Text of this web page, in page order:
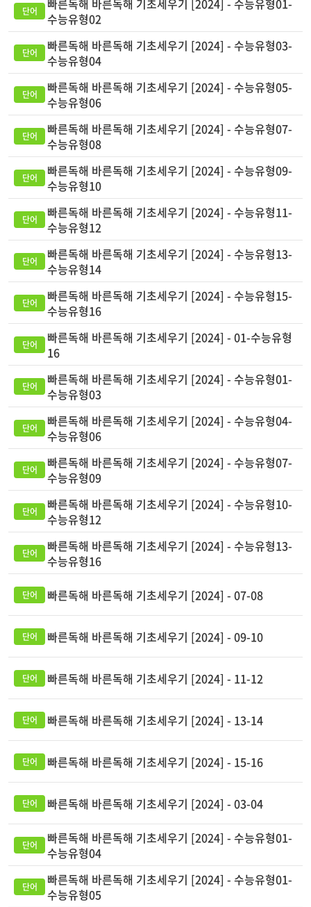
빠른독해 바른독해 기초세우기 [2024] - 수능유형01-
수능유형02
빠른독해 바른독해 기초세우기 [2024] - 수능유형03-
수능유형04
빠른독해 바른독해 기초세우기 [2024] - 수능유형05-
수능유형06
빠른독해 바른독해 기초세우기 [2024] - 수능유형07-
수능유형08
빠른독해 바른독해 기초세우기 [2024] - 수능유형09-
수능유형10
빠른독해 바른독해 기초세우기 [2024] - 수능유형11-
수능유형12
빠른독해 바른독해 기초세우기 [2024] - 수능유형13-
수능유형14
빠른독해 바른독해 기초세우기 [2024] - 수능유형15-
수능유형16
빠른독해 바른독해 기초세우기 [2024] - 01-수능유형
16
빠른독해 바른독해 기초세우기 [2024] - 수능유형01-
수능유형03
빠른독해 바른독해 기초세우기 [2024] - 수능유형04-
수능유형06
빠른독해 바른독해 기초세우기 [2024] - 수능유형07-
수능유형09
빠른독해 바른독해 기초세우기 [2024] - 수능유형10-
수능유형12
빠른독해 바른독해 기초세우기 [2024] - 수능유형13-
수능유형16
빠른독해 바른독해 기초세우기 [2024] - 07-08
빠른독해 바른독해 기초세우기 [2024] - 09-10
빠른독해 바른독해 기초세우기 [2024] - 11-12
빠른독해 바른독해 기초세우기 [2024] - 13-14
빠른독해 바른독해 기초세우기 [2024] - 15-16
빠른독해 바른독해 기초세우기 [2024] - 03-04
빠른독해 바른독해 기초세우기 [2024] - 수능유형01-
수능유형04
빠른독해 바른독해 기초세우기 [2024] - 수능유형01-
수능유형05